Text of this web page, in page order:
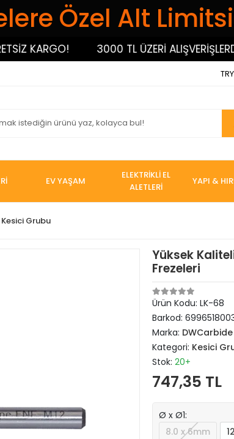
Özel Alt
KARGO! 3000 TL ÜZERİ ALIŞVERİŞLERDE
EV YAŞAM
ELEKTRİKLİ EL
ALETLERİ
YAPI &
Kesici Grubu
Yüksek
Frezeleri
Ürün Kodu: LK-68
Barkod:
Marka: DWCarbide
Kategori: Kesici
Stok: 20+
747,35 TL
Ø x Ø1:
8.0 x 6mm